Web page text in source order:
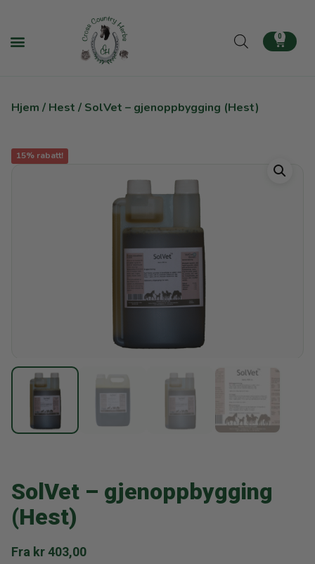
0
Hjem / Hest / SolVet – gjenoppbygging (Hest)
15% rabatt!
SolVet – gjenoppbygging
(Hest)
Fra kr403,00